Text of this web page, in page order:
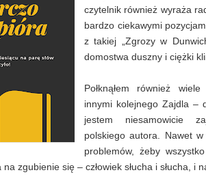
czytelnik również wyraża
bardzo ciekawymi
z takiej „Zgrozy w
domostwa duszny i ciężki
Połknąłem również
innymi kolejnego Zajdla –
jestem niesamowicie
polskiego autora. Nawet
problemów, żeby
zgubienie się – człowiek słucha i słucha, i